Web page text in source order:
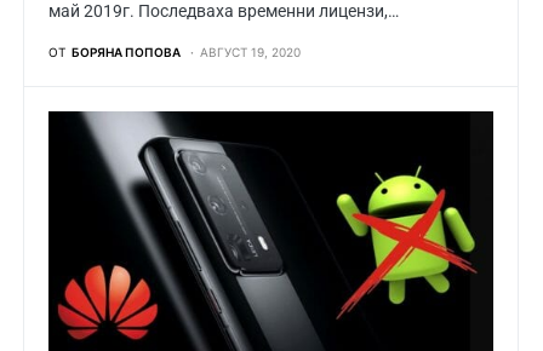
май 2019г. Последваха временни лицензи,…
ОТ БОРЯНА ПОПОВА АВГУСТ 19, 2020